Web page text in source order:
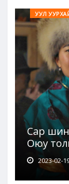
УУЛ
Сар
Оюу
2023-02-